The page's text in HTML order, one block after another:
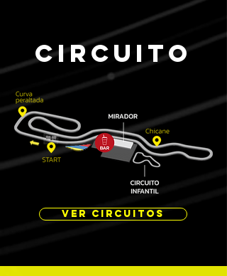
CIRCUITO
VER CIRCUITOS